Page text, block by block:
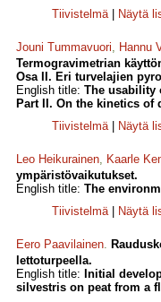
Tiivistelmä| Näytä
Jouni Tummavuori, Hannu
Termogravimetrian
Osa II. Eri turvelajien
English title: The usability
Part II. On the kinetics of
Tiivistelmä| Näytä
Leo Heikurainen, Kaarle
ympäristövaikutukset.
English title: The
Tiivistelmä| Näytä
Eero Paavilainen.
lettoturpeella.
English title: Initial
silvestris on peat from a